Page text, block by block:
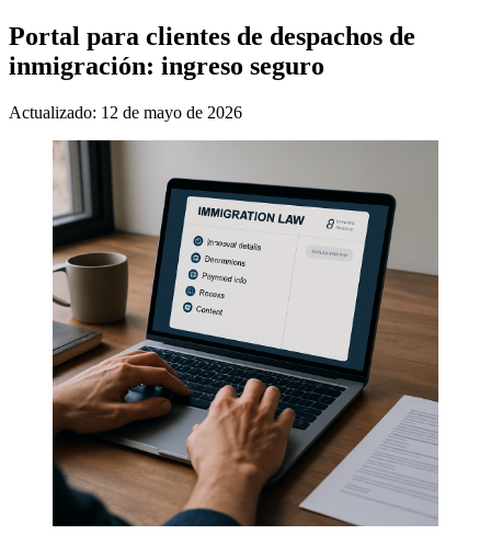
Portal para clientes de despachos de
inmigración: ingreso seguro
Actualizado: 12 de mayo de 2026